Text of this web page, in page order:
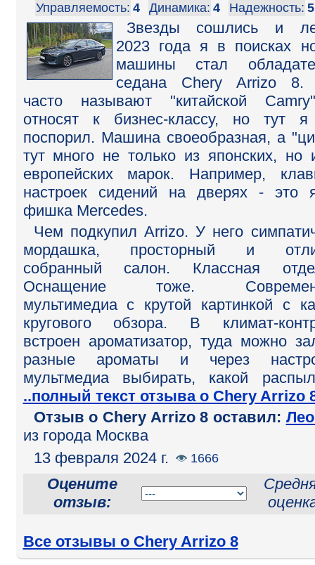
Управляемость: 4 Динамика: 4 Надежность: 5
Звезды сошлись и
2023 года я в поисках
машины стал
седана Chery Arrizo 8.
часто называют "китайской
относят к бизнес-классу, но тут
поспорил. Машина своеобразная, а
тут много не только из японских, но
европейских марок. Например,
настроек сидений на дверях - это
фишка Mercedes.
Чем подкупил Arrizo. У него
мордашка, просторный и
собранный салон. Классная
Оснащение тоже.
мультимедиа с крутой картинкой с
кругового обзора. В климат-
встроен ароматизатор, туда можно
разные ароматы и через
мультмедиа выбирать, какой
..полный текст отзыва о Chery Arrizo
Отзыв o Chery Arrizo 8 оставил:
из города Москва
13 февраля 2024 г.
1666
Оцените
отзыв:
Все отзывы о Chery Arrizo 8